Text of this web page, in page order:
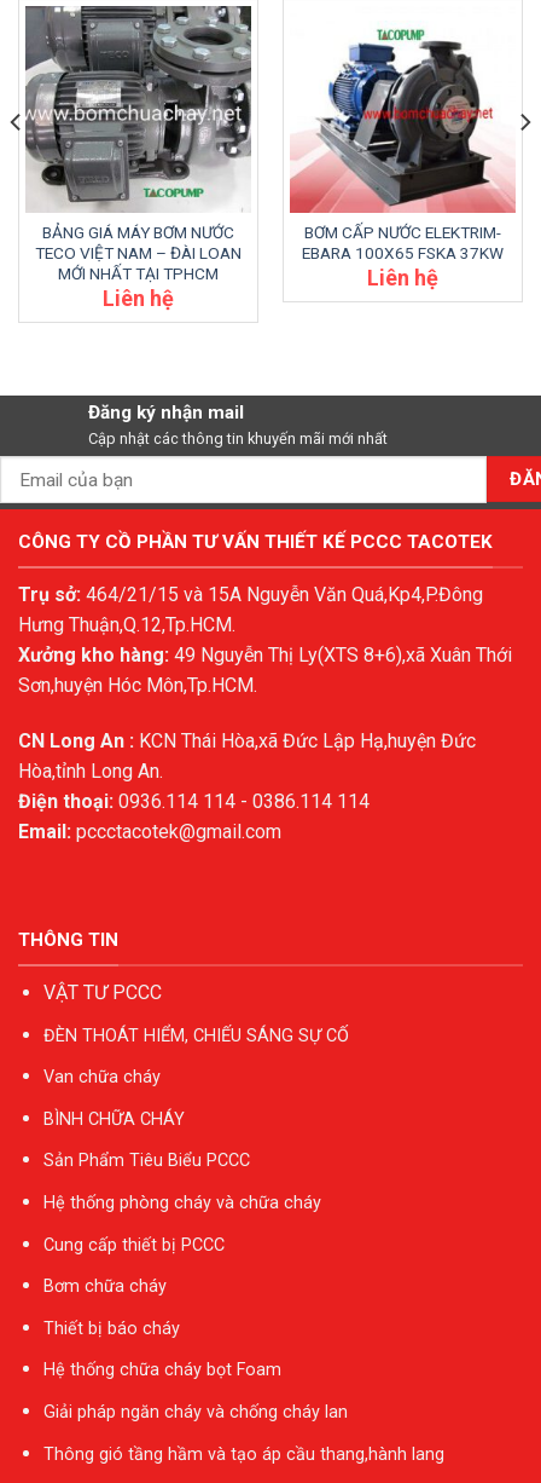
BẢNG GIÁ MÁY BƠM NƯỚC
TECO VIỆT NAM – ĐÀI LOAN
MỚI NHẤT TẠI TPHCM
Liên hệ
BƠM CẤP NƯỚC ELEKTRIM-
EBARA 100X65 FSKA 37KW
Liên hệ
Đăng ký nhận mail
Cập nhật các thông tin khuyến mãi mới nhất
CÔNG TY CỒ PHẦN TƯ VẤN THIẾT KẾ PCCC TACOTEK
Trụ sở: 464/21/15 và 15A Nguyễn Văn Quá,Kp4,P.Đông
Hưng Thuận,Q.12,Tp.HCM.
Xưởng kho hàng: 49 Nguyễn Thị Ly(XTS 8+6),xã Xuân Thới
Sơn,huyện Hóc Môn,Tp.HCM.
CN Long An : KCN Thái Hòa,xã Đức Lập Hạ,huyện Đức
Hòa,tỉnh Long An.
Điện thoại: 0936.114 114 - 0386.114 114
Email: pccctacotek@gmail.com
THÔNG TIN
VẬT TƯ PCCC
ĐÈN THOÁT HIỂM, CHIẾU SÁNG SỰ CỐ
Van chữa cháy
BÌNH CHỮA CHÁY
Sản Phẩm Tiêu Biểu PCCC
Hệ thống phòng cháy và chữa cháy
Cung cấp thiết bị PCCC
Bơm chữa cháy
Thiết bị báo cháy
Hệ thống chữa cháy bọt Foam
Giải pháp ngăn cháy và chống cháy lan
Thông gió tầng hầm và tạo áp cầu thang,hành lang